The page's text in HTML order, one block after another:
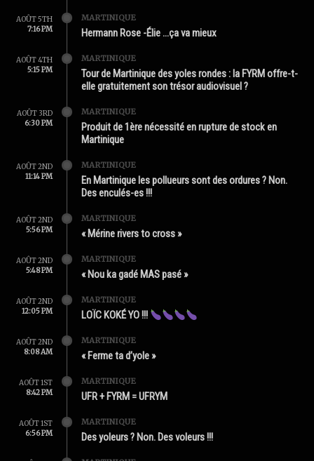
AOÛT 5TH
7:16 PM
MARTINIQUE
Hermann Rose -Élie …ça va mieux
AOÛT 4TH
5:15 PM
MARTINIQUE
Tour de Martinique des yoles rondes : la FYRM offre-t-
elle gratuitement son trésor audiovisuel ?
AOÛT 3RD
6:30 PM
MARTINIQUE
Produit de 1ère nécessité en rupture de stock en
Martinique
AOÛT 2ND
11:14 PM
MARTINIQUE
En Martinique les pollueurs sont des ordures ? Non.
Des enculés-es !!!
AOÛT 2ND
5:56 PM
MARTINIQUE
« Mérine rivers to cross »
AOÛT 2ND
5:48 PM
MARTINIQUE
« Nou ka gadé MAS pasé »
AOÛT 2ND
12:05 PM
MARTINIQUE
LOÏC KOKÉ YO !!!
AOÛT 2ND
8:08 AM
MARTINIQUE
« Ferme ta d’yole »
AOÛT 1ST
8:42 PM
MARTINIQUE
UFR + FYRM = UFRYM
AOÛT 1ST
6:56 PM
MARTINIQUE
Des yoleurs ? Non. Des voleurs !!!